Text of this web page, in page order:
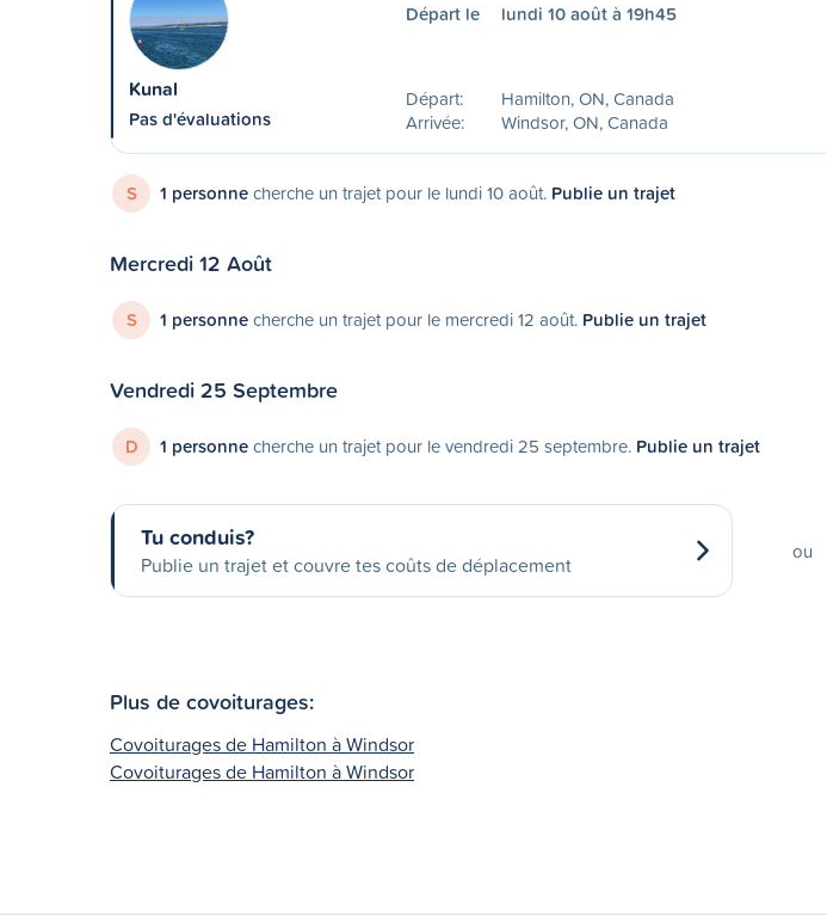
Kunal
Pas d'évaluations
Départ le lundi 10 août à 19h45
Départ:
Hamilton, ON, Canada
Arrivée:
Windsor, ON, Canada
S 1 personnecherche un trajet pour le lundi 10 août. Publie un trajet
Mercredi 12 Août
S 1 personnecherche un trajet pour le mercredi 12 août. Publie un trajet
Vendredi 25 Septembre
D 1 personnecherche un trajet pour le vendredi 25 septembre. Publie un trajet
Tu conduis?
Publie un trajet et couvre tes coûts de déplacement
ou
Plus de covoiturages:
Covoiturages de Hamilton à Windsor
Covoiturages de Hamilton à Windsor